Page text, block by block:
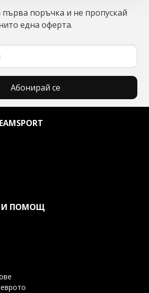
първа поръчка и не пропускай
една оферта.
Абонирай се
И ПОМОЩ